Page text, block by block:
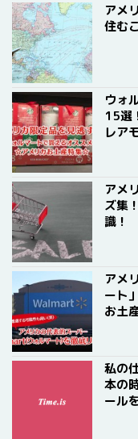
アメ
住む
ウォ
15選
レア
アメ
ズ集
識！
アメ
ート
お土
私の
本の
ール